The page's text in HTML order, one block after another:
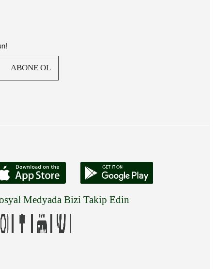
ABONE OL
Medyada Bizi Takip Edin